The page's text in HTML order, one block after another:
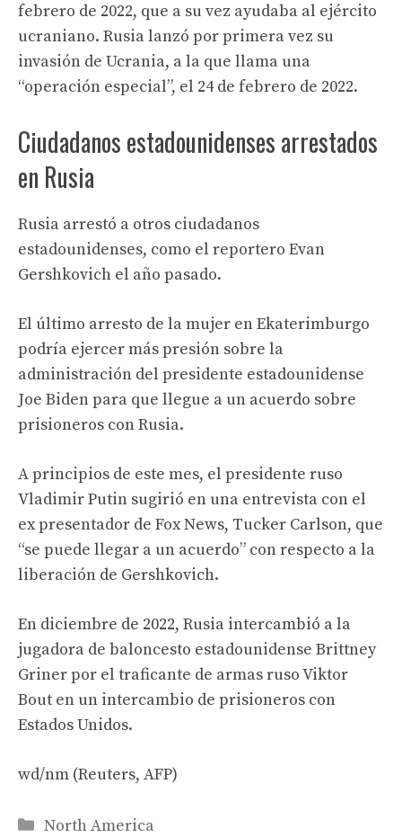
febrero de 2022, que a su vez ayudaba al ejército
ucraniano. Rusia lanzó por primera vez su
invasión de Ucrania, a la que llama una
“operación especial”, el 24 de febrero de 2022.
Ciudadanos estadounidenses arrestados
en Rusia
Rusia arrestó a otros ciudadanos
estadounidenses, como el reportero Evan
Gershkovich el año pasado.
El último arresto de la mujer en Ekaterimburgo
podría ejercer más presión sobre la
administración del presidente estadounidense
Joe Biden para que llegue a un acuerdo sobre
prisioneros con Rusia.
A principios de este mes, el presidente ruso
Vladimir Putin sugirió en una entrevista con el
ex presentador de Fox News, Tucker Carlson, que
“se puede llegar a un acuerdo” con respecto a la
liberación de Gershkovich.
En diciembre de 2022, Rusia intercambió a la
jugadora de baloncesto estadounidense Brittney
Griner por el traficante de armas ruso Viktor
Bout en un intercambio de prisioneros con
Estados Unidos.
wd/nm (Reuters, AFP)
Categories
North America